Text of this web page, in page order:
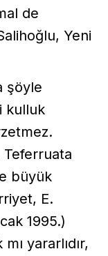
de
Yeni
şöyle
kulluk
büyük
E.
1995.)
yararlıdır,